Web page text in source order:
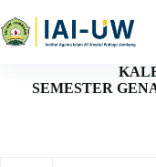
SEMESTER